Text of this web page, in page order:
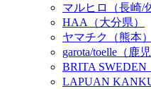
マルヒロ（長崎/
HAA（大分県）
ヤマチク（熊本）
garota/toelle（鹿児
BRITA SWEDEN
LAPUAN